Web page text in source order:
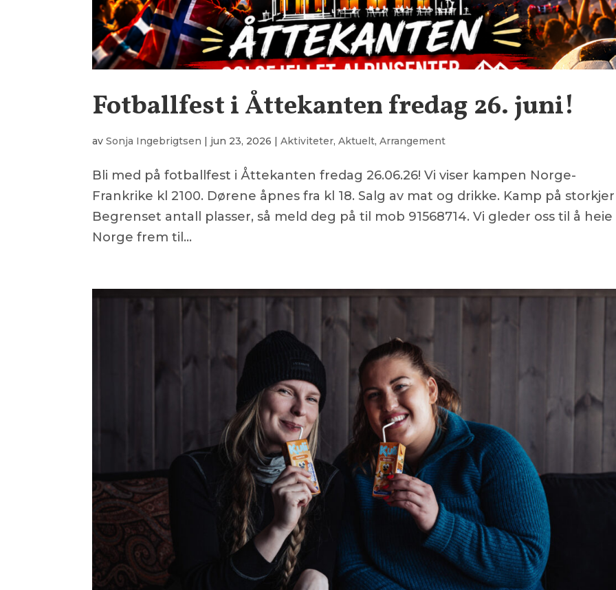
Fotballfest i Åttekanten fredag 26. juni!
avSonja Ingebrigtsen | jun 23, 2026 |Aktiviteter,Aktuelt,Arrangement
Bli med på fotballfest i Åttekanten fredag 26.06.26! Vi viser kampen Norge-
Frankrike kl 2100. Dørene åpnes fra kl 18. Salg av mat og drikke. Kamp på
Begrenset antall plasser, så meld deg på til mob 91568714. Vi gleder oss til å heie
Norge frem til...